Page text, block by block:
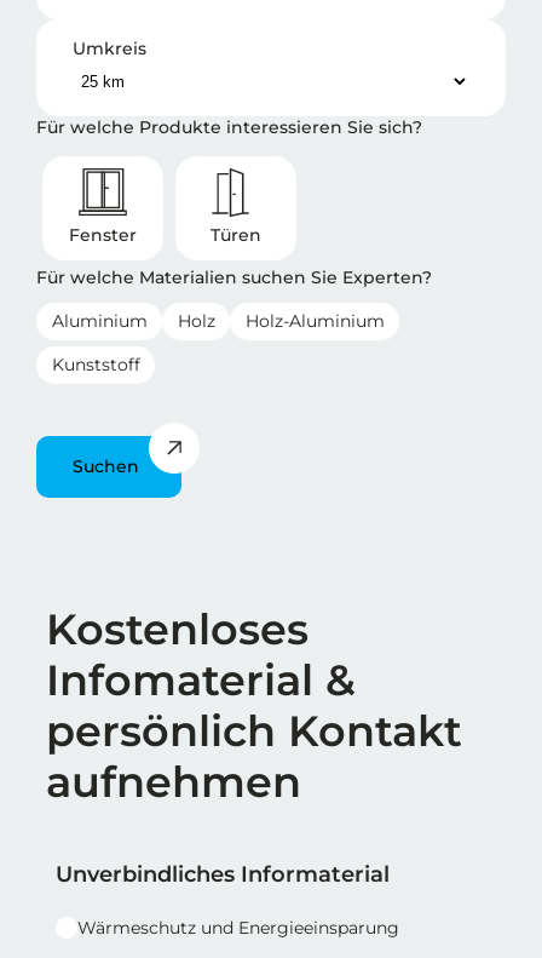
Umkreis
Für welche Produkte interessieren Sie sich?
Fenster
Türen
Für welche Materialien suchen Sie Experten?
Aluminium Holz
Holz-Aluminium
Kunststoff
Suchen
Überschrift
Kostenloses
Infomaterial &
persönlich Kontakt
aufnehmen
Reihe 1
Reihe 1 | Spalte 1
Unverbindliches Informaterial
Wärmeschutz und Energieeinsparung